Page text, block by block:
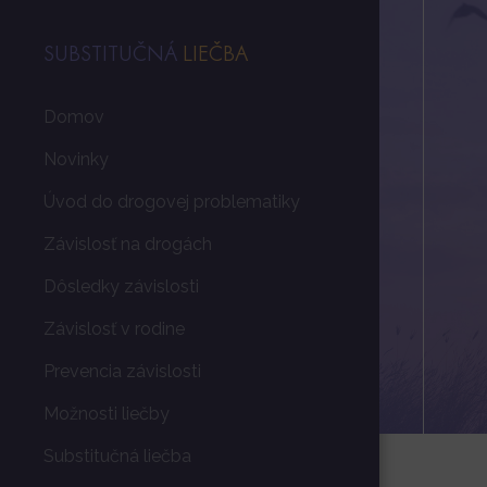
SUBSTITUČNÁ LIEČBA
Domov
Novinky
Úvod do drogovej problematiky
Závislosť na drogách
Dôsledky závislosti
Závislosť v rodine
Prevencia závislosti
Možnosti liečby
Substitučná liečba